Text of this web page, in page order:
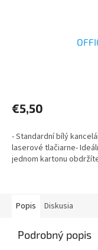
€5,50
- Standardní bílý
laserové tlačiarne-
jednom kartonu
Popis Diskusia
Podrobný popis